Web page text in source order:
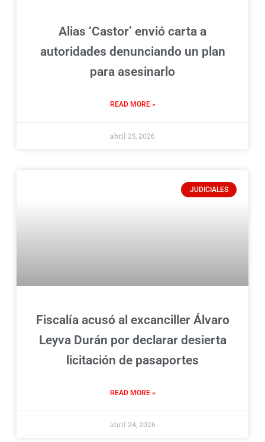
Alias ‘Castor’ envió carta a
autoridades denunciando un plan
para asesinarlo
READ MORE »
abril 25, 2026
JUDICIALES
Fiscalía acusó al excanciller Álvaro
Leyva Durán por declarar desierta
licitación de pasaportes
READ MORE »
abril 24, 2026